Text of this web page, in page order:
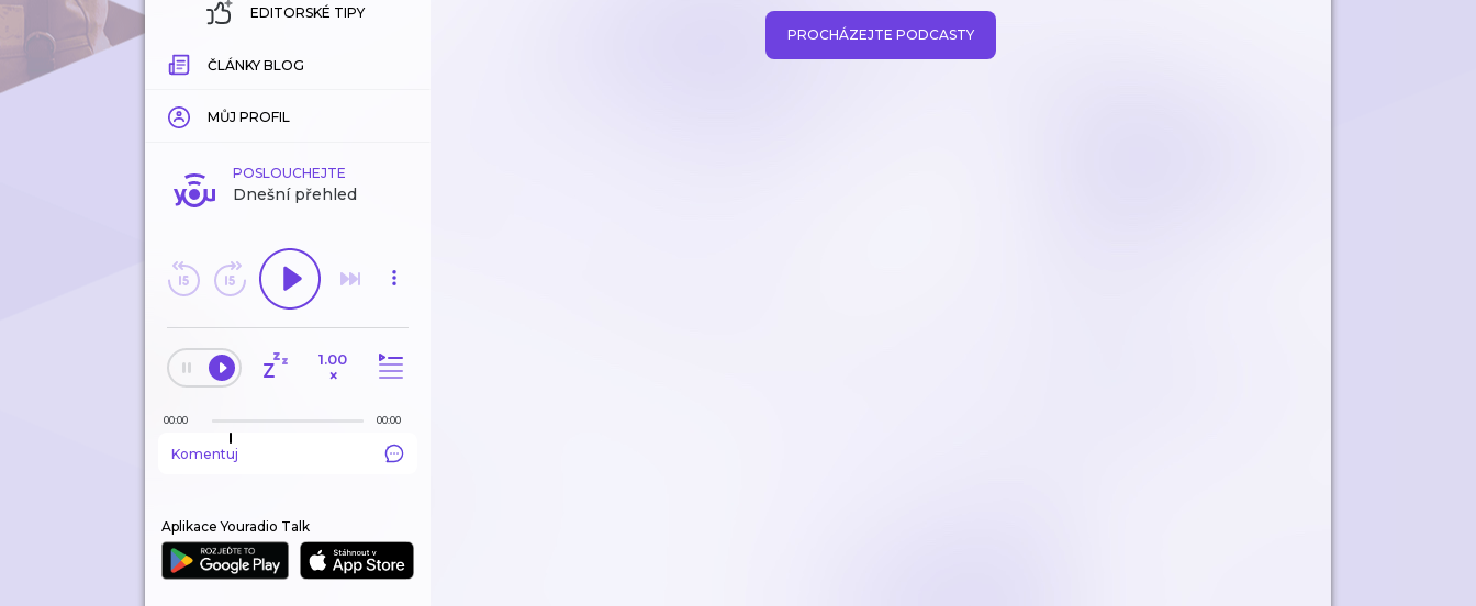
EDITORSKÉ TIPY
ČLÁNKY BLOG
MŮJ PROFIL
POSLOUCHEJTE
Dnešní přehled
1.00
×
00:00 00:00
Komentuj
Aplikace Youradio Talk
PROCHÁZEJTE PODCASTY